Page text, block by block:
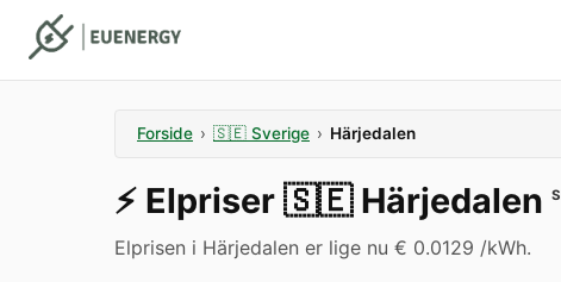
Forside › 🇸🇪 Sverige › Härjedalen
⚡️ Elpriser 🇸🇪 Härjedalen
Elprisen i Härjedalen er lige nu € 0.0129 /kWh.